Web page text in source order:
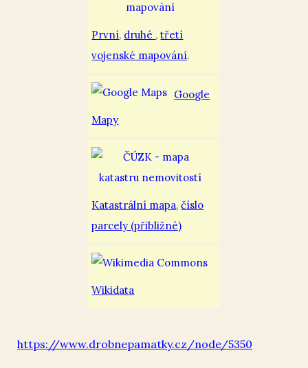
První, druhé ,třetí
vojenské mapování.
Google
Mapy
Katastrální mapa,číslo
parcely (přibližné)
Wikidata
https://www.drobnepamatky.cz/node/5350